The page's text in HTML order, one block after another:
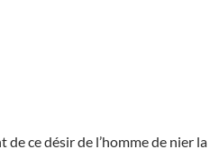
ce désir de l’homme de nier la